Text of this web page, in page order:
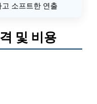
고 소프트한 연출
및 비용